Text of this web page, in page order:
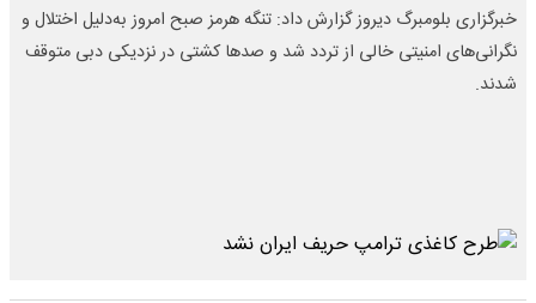
خبرگزاری بلومبرگ دیروز گزارش داد: تنگه هرمز صبح امروز به‌دلیل اختلال و
نگرانی‌های امنیتی خالی از تردد شد و صدها کشتی در نزدیکی دبی متوقف
شدند.